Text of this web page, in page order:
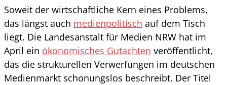
Soweit der wirtschaftliche Kern eines Problems,
das längst auch medienpolitisch auf dem Tisch
liegt. Die Landesanstalt für Medien NRW hat im
April ein ökonomisches Gutachten veröffentlicht,
das die strukturellen Verwerfungen im deutschen
Medienmarkt schonungslos beschreibt. Der Titel